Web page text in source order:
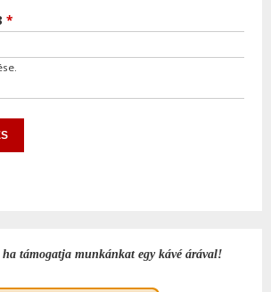
*
ha támogatja munkánkat egy kávé árával!